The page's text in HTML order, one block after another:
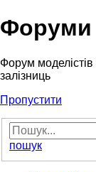
Форуми
Форум
залізниць
Пропустити
пошук